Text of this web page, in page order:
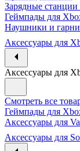
Зарядные
Геймпады для
Наушники и
Аксессуары для
Аксессуары для
Смотреть все
Геймпады для
Аксессуары для
Аксессуары для